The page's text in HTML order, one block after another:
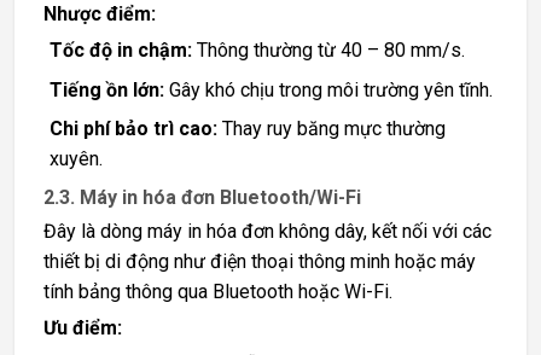
Nhược điểm:
Tốc độ in chậm:Thông thường từ 40 – 80 mm/s.
Tiếng ồn lớn:Gây khó chịu trong môi trường yên tĩnh.
Chi phí bảo trì cao:Thay ruy băng mực thường
xuyên.
2.3. Máy in hóa đơn Bluetooth/Wi-Fi
Đây là dòng máy in hóa đơn không dây, kết nối với các
thiết bị di động như điện thoại thông minh hoặc máy
tính bảng thông qua Bluetooth hoặc Wi-Fi.
Ưu điểm: